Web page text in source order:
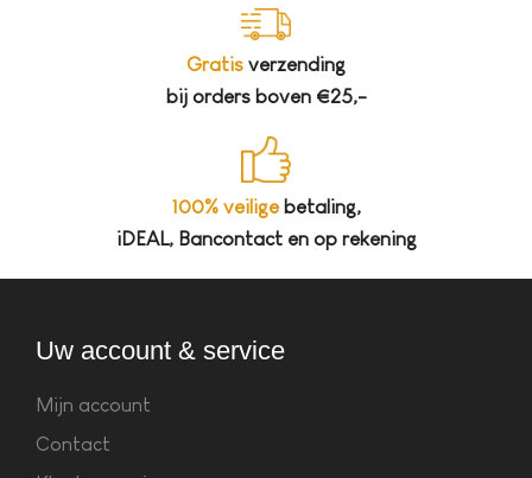
Gratis verzending
bij orders boven €25,-
100% veiligebetaling,
iDEAL, Bancontact en op rekening
Uw account & service
Mijn account
Contact